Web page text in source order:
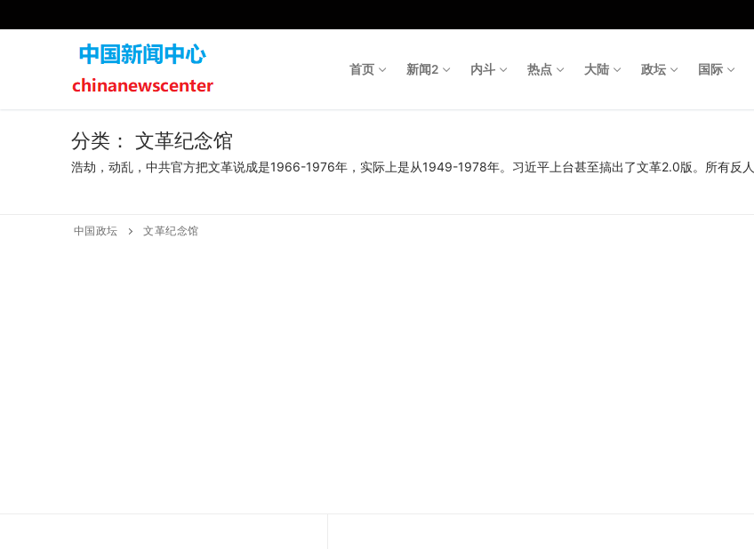
to
首页 新闻2 内斗 热点 大陆 政坛 国际
分类： 文革纪念馆
浩劫，动乱，中共官方把文革说成是1966-1976年，实际上是从1949-1978年。习近平上台甚至搞出了文革2.0版。所有反
中国政坛 文革纪念馆